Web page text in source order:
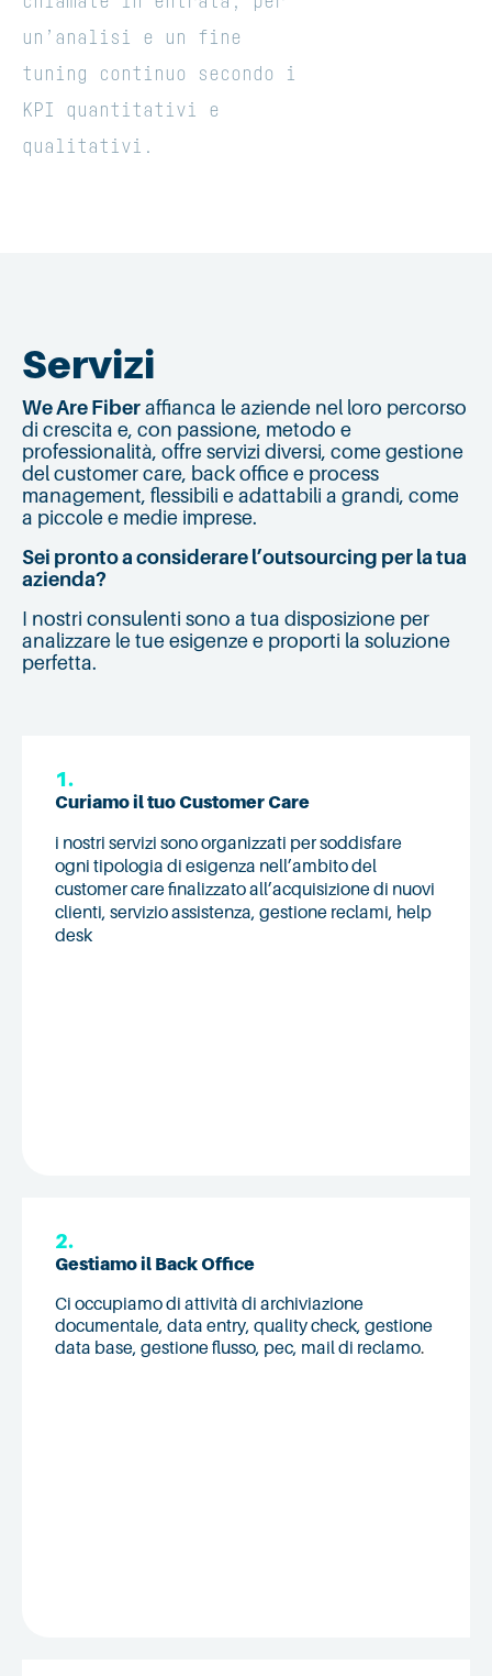
un’analisi e un fine
tuning continuo secondo i
KPI quantitativi e
qualitativi.
Servizi
We Are Fiber affianca le aziende nel loro percorso
di crescita e, con passione, metodo e
professionalità, offre servizi diversi, come gestione
del customer care, back office e process
management, flessibili e adattabili a grandi, come
a piccole e medie imprese.
Sei pronto a considerare l’outsourcing per la tua
azienda?
I nostri consulenti sono a tua disposizione per
analizzare le tue esigenze e proporti la soluzione
perfetta.
1.
Curiamo il tuo Customer Care
i nostri servizi sono organizzati per soddisfare
ogni tipologia di esigenza nell’ambito del
customer care finalizzato all’acquisizione di nuovi
clienti, servizio assistenza, gestione reclami, help
desk
2.
Gestiamo il Back Office
Ci occupiamo di attività di archiviazione
documentale, data entry, quality check, gestione
data base, gestione flusso, pec, mail di reclamo.